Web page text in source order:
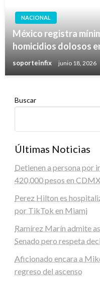
NACIONAL
México registra
homicidios dolosos
soporteinfix junio 18, 2026
Buscar
Últimas Noticias
Detienen a persona por
420,000 pesos en CDMX
Perez Hilton es
por TikTok en Miami
Ramírez Marín admite
Senado pero respeta
Aficionado encara a
regreso del ascenso